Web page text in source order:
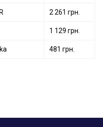
2 261 грн.
1 129 грн.
481 грн.